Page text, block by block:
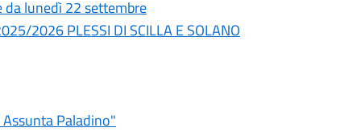
da lunedì 22 settembre
2026 PLESSI DI SCILLA E SOLANO
Paladino"